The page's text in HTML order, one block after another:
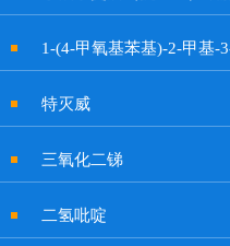
特灭威
三氧化二锑
二氢吡啶